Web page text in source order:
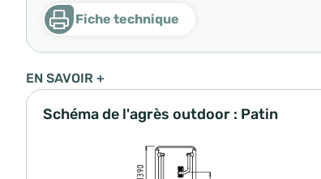
Fiche technique
EN SAVOIR +
Schéma de l'agrès outdoor : Patin